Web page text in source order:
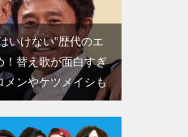
いけない”歴代のエ
！替え歌が面白すぎ
メンやケツメイシも